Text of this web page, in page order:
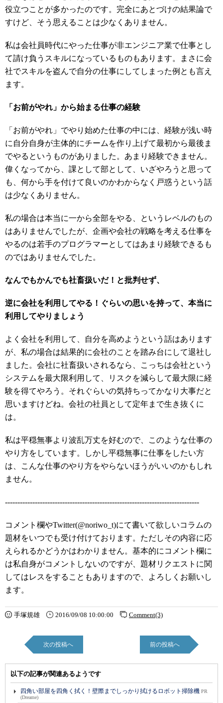
役立つことが多かったのです。完全にあとづけの結果論で
すけど、そう思えることは少なくありません。
私は会社員時代にやった仕事が非エンジニア業で仕事とし
て請け負うスキルになっているものもあります。まさに会
社でスキルを盗んで自分の仕事にしてしまった例とも言え
ます。
「お前がやれ」から始まる仕事の経験
「お前がやれ」でやり始めた仕事の中には、経験が浅い時
に自分自身が主体的にチームを作り上げて最初から最後ま
でやるというものがありました。あまり経験できません。
偉くなってから、課として部として、いざやろうと思って
も、何から手を付けて良いのかわからなく戸惑うという話
は少なくありません。
私の場合は本当に一から全部をやる、というレベルのもの
はありませんでしたが、企画や会社の戦略を考える仕事を
やるのは若手のプログラマーとしてはあまり経験できるも
のではありませんでした。
なんでもかんでも社畜扱いだ！と批判せず、
逆に会社を利用してやる！ぐらいの思いを持って、本当に
利用してやりましょう
よく会社を利用して、自分を高めようという話はあります
が、私の場合は結果的に会社のことを踏み台にして退社し
ました。会社に社畜扱いされるなら、こっちは会社という
システムを最大限利用して、リスクを減らして最大限に経
験を得てやろう。それぐらいの気持ちってかなり大事だと
思いますけどね。会社の社員として定年まで生き抜くに
は。
私は平穏無事より波乱万丈を好むので、このような仕事の
やり方をしています。しかし平穏無事に仕事をしたい方
は、こんな仕事のやり方をやらないほうがいいのかもしれ
ません。
------------------------------------------------------------------------------
コメント欄やTwitter(@noriwo_t)にて書いて欲しいコラムの
題材をいつでも受け付けております。ただしその内容に応
えられるかどうかはわかりません。基本的にコメント欄に
は私自身がコメントしないのですが、題材リクエストに関
してはレスをすることもありますので、よろしくお願いし
ます。
手塚規雄 2016/09/08 10:00:00 Comment(3)
次の投稿へ 前の投稿へ
以下の記事が関連あるようです
四角い部屋を四角く拭く！壁際までしっかり拭けるロボット掃除機 PR
(Dreame)